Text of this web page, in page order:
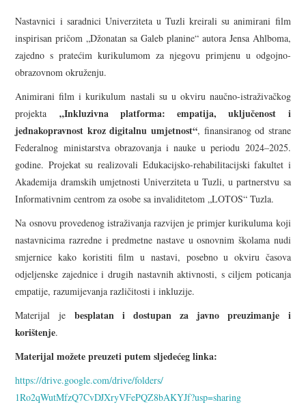
KONTAKT INFORMACIJE
UPISNA POLITIKA
Nastavnici i saradnici Univerziteta u Tuzli kreirali su animirani film
inspirisan pričom „Džonatan sa Galeb planine“ autora Jensa Ahlboma,
zajedno s pratećim kurikulumom za njegovu primjenu u odgojno-
obrazovnom okruženju.
Animirani film i kurikulum nastali su u okviru naučno-istraživačkog
projekta „Inkluzivna platforma: empatija, uključenost i
jednakopravnost kroz digitalnu umjetnost“, finansiranog od strane
Federalnog ministarstva obrazovanja i nauke u periodu 2024–2025.
godine. Projekat su realizovali Edukacijsko-rehabilitacijski fakultet i
Akademija dramskih umjetnosti Univerziteta u Tuzli, u partnerstvu sa
Informativnim centrom za osobe sa invaliditetom „LOTOS“ Tuzla.
Na osnovu provedenog istraživanja razvijen je primjer kurikuluma koji
nastavnicima razredne i predmetne nastave u osnovnim školama nudi
smjernice kako koristiti film u nastavi, posebno u okviru časova
odjeljenske zajednice i drugih nastavnih aktivnosti, s ciljem poticanja
empatije, razumijevanja različitosti i inkluzije.
Materijal je besplatan i dostupan za javno preuzimanje i
korištenje.
Materijal možete preuzeti putem sljedećeg linka:
https://drive.google.com/drive/folders/
1Ro2qWutMfzQ7CvDJXryVFePQZ8bAKYJf?usp=sharing